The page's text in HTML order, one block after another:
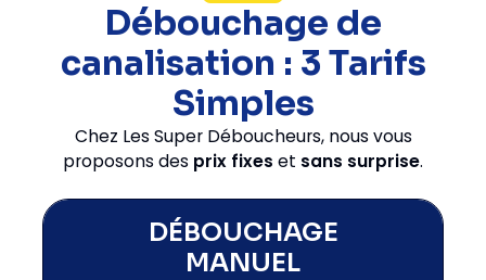
Débouchage de
canalisation : 3 Tarifs
Simples
Chez Les Super Déboucheurs, nous vous
proposons des prix fixes et sans surprise.
DÉBOUCHAGE
MANUEL